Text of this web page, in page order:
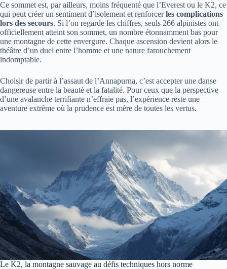
Ce sommet est, par ailleurs, moins fréquenté que l’Everest ou le K2, ce
qui peut créer un sentiment d’isolement et renforcerles complications
lors des secours. Si l’on regarde les chiffres, seuls 266 alpinistes ont
officiellement atteint son sommet, un nombre étonnamment bas pour
une montagne de cette envergure. Chaque ascension devient alors le
théâtre d’un duel entre l’homme et une nature farouchement
indomptable.
Choisir de partir à l’assaut de l’Annapurna, c’est accepter une danse
dangereuse entre la beauté et la fatalité. Pour ceux que la perspective
d’une avalanche terrifiante n’effraie pas, l’expérience reste une
aventure extrême où la prudence est mère de toutes les vertus.
Le K2, la montagne sauvage au défis techniques hors norme